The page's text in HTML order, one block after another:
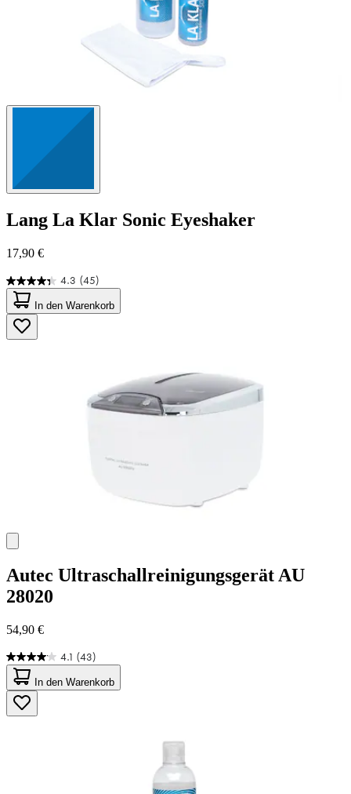
Lang La Klar Sonic Eyeshaker
17,90 €
4.3 (45)
4.3
von
5
Sternen.
45
In den Warenkorb
Autec Ultraschallreinigungsgerät AU
28020
54,90 €
4.1 (43)
4.1
von
5
Sternen.
43
In den Warenkorb